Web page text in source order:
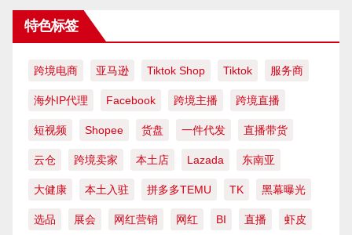
特色标签
跨境电商 亚马逊 Tiktok Shop Tiktok 服务商
海外IP代理 Facebook 跨境主播 跨境直播
短视频 Shopee 货盘 一件代发 直播带货
云仓 跨境卖家 本土店 Lazada 东南亚
大健康 本土入驻 拼多多TEMU TK 黑幕曝光
选品 展会 网红营销 网红 BI 直播 虾皮